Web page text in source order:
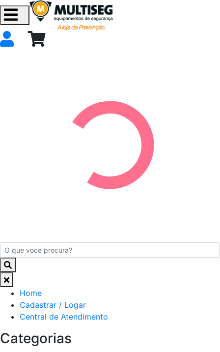
Home
Cadastrar / Logar
Central de Atendimento
Categorias